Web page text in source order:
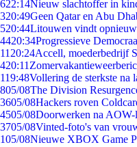
622:14Nieuw slachtoffer in
320:49Geen Qatar en Abu
520:44Litouwen vindt
4420:34Progressieve
11 20:24Accell, moederbedrijf
420:11
119:48Vollering de sterkste na
805/08The Division
3605/08Hackers roven
4505/08Doorwerken na AOW-
3705/08Vinted-foto's van
105/08Nieuwe XBOX Game